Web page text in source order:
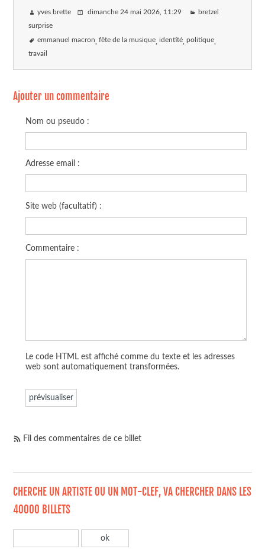
yves brette dimanche 24 mai 2026, 11:29 bretzel
surprise
emmanuel macron fête de la musique identité politique
travail
Ajouter un commentaire
Nom ou pseudo :
Adresse email :
Site web (facultatif) :
Commentaire :
Le code HTML est affiché comme du texte et les adresses
web sont automatiquement transformées.
Fil des commentaires de ce billet
CHERCHE UN ARTISTE OU UN MOT-CLEF, VA CHERCHER DANS LES
40000 BILLETS